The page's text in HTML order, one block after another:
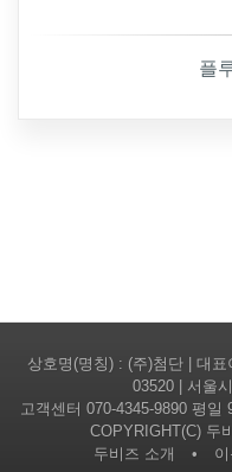
플
상호명(명칭) : (주)첨단 | 대
03520 | 서울
고객센터 070-4345-9890평일
COPYRIGHT(C) 두
두비즈 소개
•